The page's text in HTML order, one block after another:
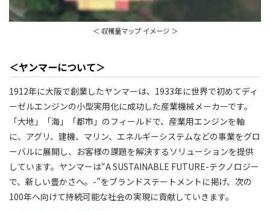
＜ 収穫量マップ イメージ ＞
＜ヤンマーについて＞
1912年に大阪で創業したヤンマーは、1933年に世界で初めてディ
ーゼルエンジンの小型実用化に成功した産業機械メーカーです。
「大地」「海」「都市」のフィールドで、産業用エンジンを軸
に、アグリ、建機、マリン、エネルギーシステムなどの事業をグロ
ーバルに展開し、お客様の課題を解決するソリューションを提供
しています。ヤンマーは“A SUSTAINABLE FUTURE-テクノロジー
で、新しい豊かさへ。-”をブランドステートメントに掲げ、次の
100年へ向けて持続可能な社会の実現に貢献していきます。